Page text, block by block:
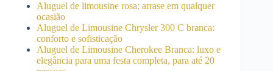
Aluguel de limousine rosa: arrase em qualquer
ocasião
Aluguel de Limousine Chrysler 300 C branca:
conforto e sofisticação
Aluguel de Limousine Cherokee Branca: luxo e
elegância para uma festa completa, para até 20